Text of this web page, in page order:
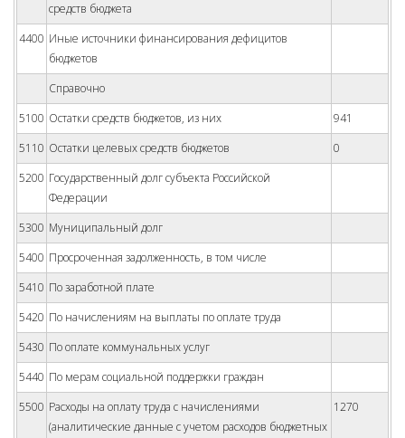
средств бюджета
4400 Иные источники финансирования дефицитов
бюджетов
Справочно
5100 Остатки средств бюджетов, из них
941
5110 Остатки целевых средств бюджетов
0
5200 Государственный долг субъекта Российской
Федерации
5300 Муниципальный долг
5400 Просроченная задолженность, в том числе
5410 По заработной плате
5420 По начислениям на выплаты по оплате труда
5430 По оплате коммунальных услуг
5440 По мерам социальной поддержки граждан
5500 Расходы на оплату труда с начислениями
(аналитические данные с учетом расходов бюджетных
1270